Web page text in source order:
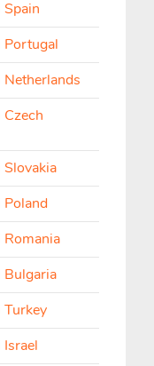
Portugal
Poland
Romania
Bulgaria
Turkey